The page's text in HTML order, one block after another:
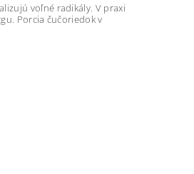
voľné radikály. V praxi
Porcia čučoriedok v